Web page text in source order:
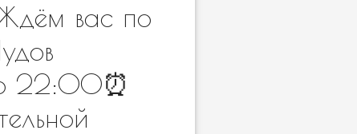
вас по
22:00⏰